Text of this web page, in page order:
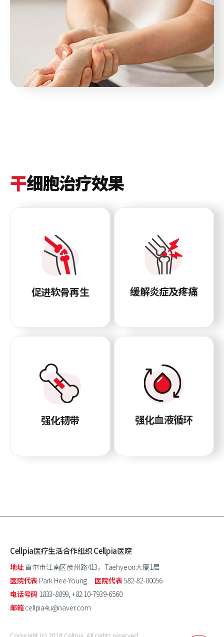
干细胞治疗效果
促进软骨再生 缓解炎症及疼痛
强化韧带 强化血液循环
Cellpia医疗生活合作组织 Cellpia医院
地址首尔市江南区彦州路413，Taehyeon大厦1层
医院代表 Park Hee-Young 医院代表582-82-00056
电话号码 1833-8899, +82 10-7939-6560
邮箱cellpia4u@naver.com